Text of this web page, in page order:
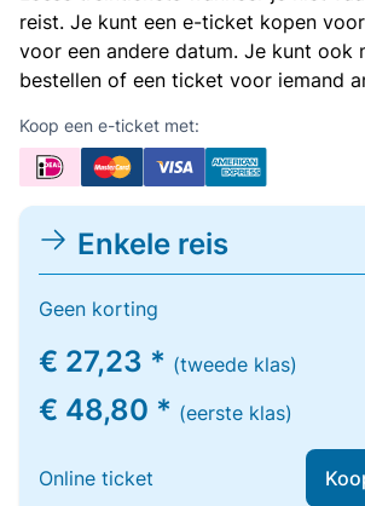
reist. Je kunt een e-ticket kopen
voor een andere datum. Je kunt ook
bestellen of een ticket voor iemand
Koop een e-ticket met:
Enkele reis
Geen korting
€ 27,23 * (tweede klas)
€ 48,80 * (eerste klas)
Online ticket